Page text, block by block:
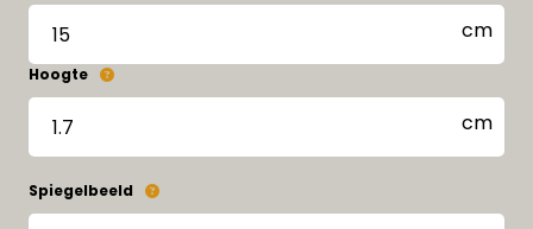
Hoogte
Spiegelbeeld